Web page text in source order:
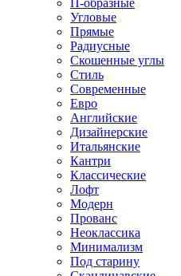
Угловые
Прямые
Радиусные
Скошенные углы
Стиль
Современные
Евро
Английские
Дизайнерские
Итальянские
Кантри
Классические
Лофт
Модерн
Прованс
Неоклассика
Минимализм
Под старину